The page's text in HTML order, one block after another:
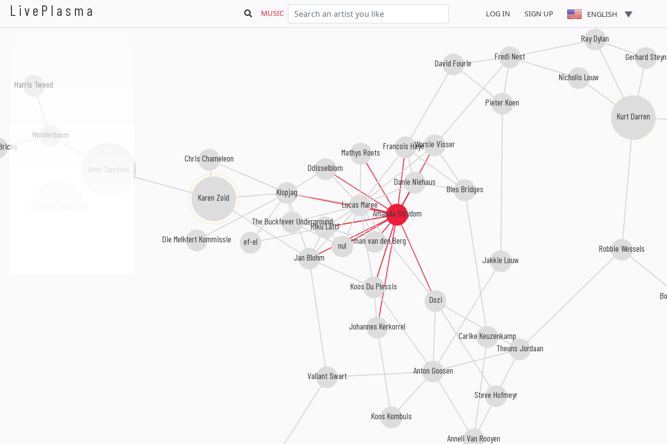
LivePlasma MUSIC LOG IN SIGN UP ENGLISH
Amanda Strydom
Lucas Maree
Riku Lätti
Koos Du Plessis
Herman van den Berg
nul
Klopjag
Francois Hayes
Danie Niehaus
Jan Blohm
Worsie Visser
Mathys Roets
Johannes Kerkorrel
Ddisselblom
Dozi
Theuns Jordaan
Steve Hofmeyr
ef-el
Koos Kombuis
Valiant Swart
Fredi Nest
Die Melktert Kommissie
The Buckfever Underground
David Fourie
Bles Bridges
Pieter Koen
Nicholis Louw
Karen Zoid
Anton Goosen
Robbie Wessels
Kurt Darren
Ray Dylan
Wonderboom
Chris Chameleon
Arno Carstens
Gerhard
Anneli Van Rooyen
Jakkie Louw
Carike Keuzenkamp
Harris Tweed
Amanda Strydom